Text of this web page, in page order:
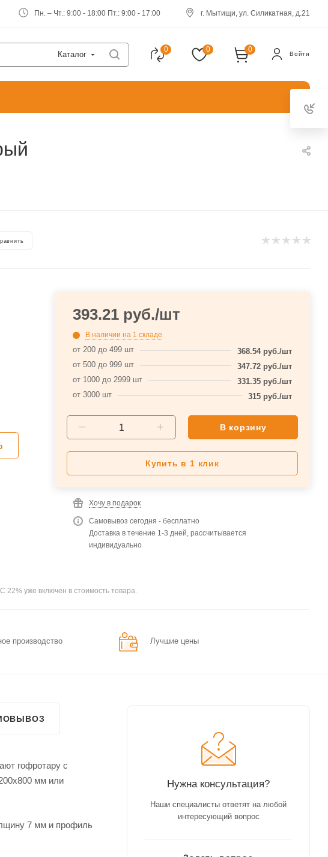
Пн. – Чт.: 9:00 - 18:00 Пт.: 9:00 - 17:00 г. Мытищи, ул. Силикатная, д.21
Каталог
0 0 0
Войти
393.21руб./шт
В наличии на 1 складе
от 200 до 499 шт 368.54руб./шт
от 500 до 999 шт
347.72руб./шт
от 1000 до 2999 шт
331.35руб./шт
от 3000 шт
315руб./шт
В корзину
Купить в 1 клик
Хочу в подарок
Самовывоз сегодня - бесплатно
Доставка в течение 1-3 дней, рассчитывается
индивидуально
уже включен в стоимость товара.
производство Лучшие цены
гофротару с
мм или
7 мм и профиль
Нужна консультация?
Наши специалисты ответят на любой
интересующий вопрос